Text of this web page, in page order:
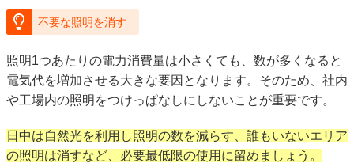
不要な照明を消す
照明1つあたりの電力消費量は小さくても、数が多くなると
電気代を増加させる大きな要因となります。そのため、社内
や工場内の照明をつけっぱなしにしないことが重要です。
日中は自然光を利用し照明の数を減らす、誰もいないエリア
の照明は消すなど、必要最低限の使用に留めましょう。